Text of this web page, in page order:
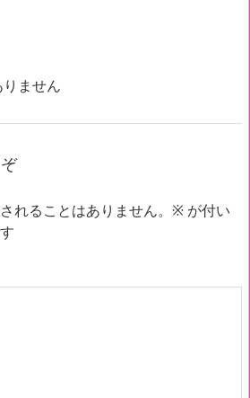
ません
れることはありません。 ※ が付い